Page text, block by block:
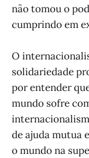
não tomou o
cumprindo em
O
solidariedade
por entender
mundo sofre
de ajuda mutua
o mundo na